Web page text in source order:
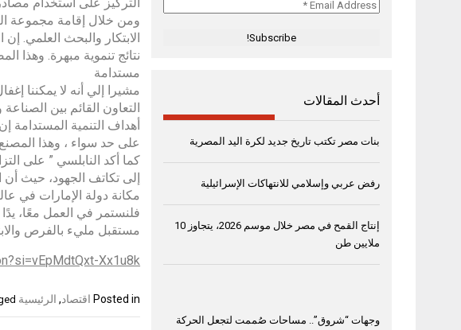
ومن خلال إقامة مجموعة
الابتكار والبحث العلمي.
نتائج تنموية مبهرة. وهذا
مستدامة
مشيرا إلي أنه لا يمكننا
التعاون القائم بين
أهداف التنمية المستدامة
على حد سواء ، وهذا
كما أكد النابلسي ” على
إلى تكاتف الجهود، حيث
مكانة دولة الإمارات في
فلنستمر في العمل معًا،
مستقبل مليء بالفرص
Xx1u8k
Posted in اقتصاد, الرئيسية
Email
أحدث المقالات
بنات مصر تكتب تاريخ جديد لكرة اليد المصرية
رفض عربي وإسلامي للانتهاكات الإسرائيلية
إنتاج القمح في مصر خلال موسم 2026، يتجاوز 10
ملايين طن
وجهات “شروق”.. مساحات صُممت لتجعل الحركة